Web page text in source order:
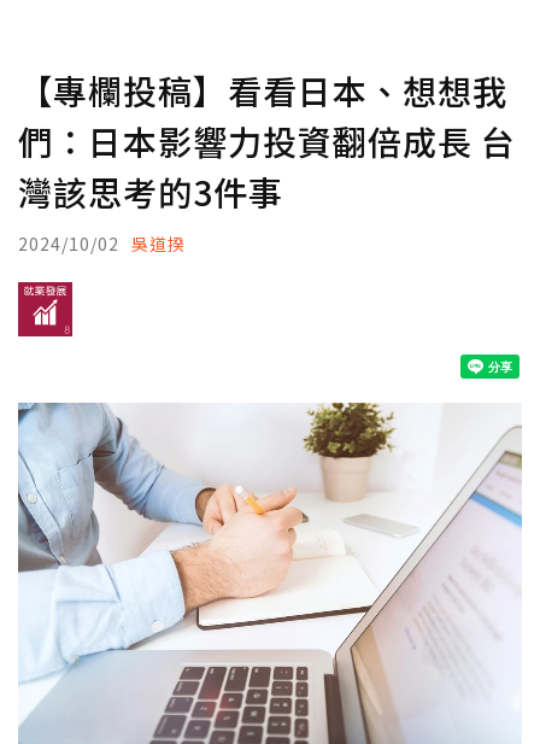
【專欄投稿】看看日本、想想我
們：日本影響力投資翻倍成長 台
灣該思考的3件事
2024/10/02 吳道揆